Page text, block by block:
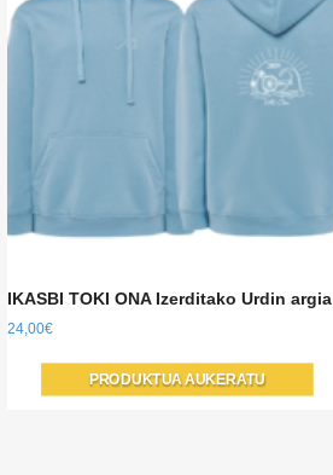
IKASBI TOKI ONA Izerditako Urdin argia
24,00€
PRODUKTUA AUKERATU